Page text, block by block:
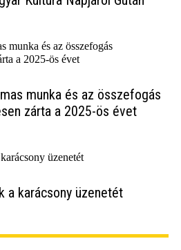
munka és az összefogás
zárta a 2025-ös évet
a karácsony üzenetét